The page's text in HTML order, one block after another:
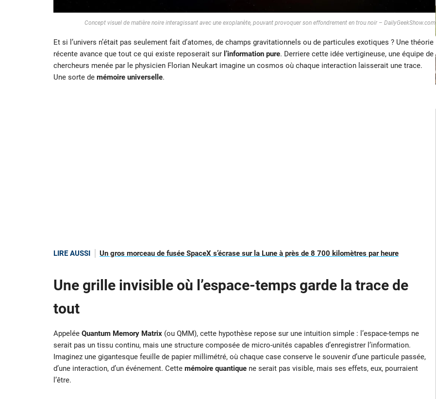
Concept visuel de matière noire interagissant avec une exoplanète, pouvant provoquer son effondrement en trou noir – DailyGeekShow.com
Et si l’univers n’était pas seulement fait d’atomes, de champs gravitationnels ou de particules exotiques ? Une théorie
récente avance que tout ce qui existe reposerait sur l’information pure. Derriere cette idée vertigineuse, une équipe de
chercheurs menée par le physicien Florian Neukart imagine un cosmos où chaque interaction laisserait une trace.
Une sorte de mémoire universelle.
LIRE AUSSI Un gros morceau de fusée SpaceX s’écrase sur la Lune à près de 8 700 kilomètres par heure
Une grille invisible où l’espace-temps garde la trace de
tout
Appelée Quantum Memory Matrix(ou QMM), cette hypothèse repose sur une intuition simple : l’espace-temps ne
serait pas un tissu continu, mais une structure composée de micro-unités capables d’enregistrer l’information.
Imaginez une gigantesque feuille de papier millimétré, où chaque case conserve le souvenir d’une particule passée,
d’une interaction, d’un événement. Cette mémoire quantiquene serait pas visible, mais ses effets, eux, pourraient
l’être.